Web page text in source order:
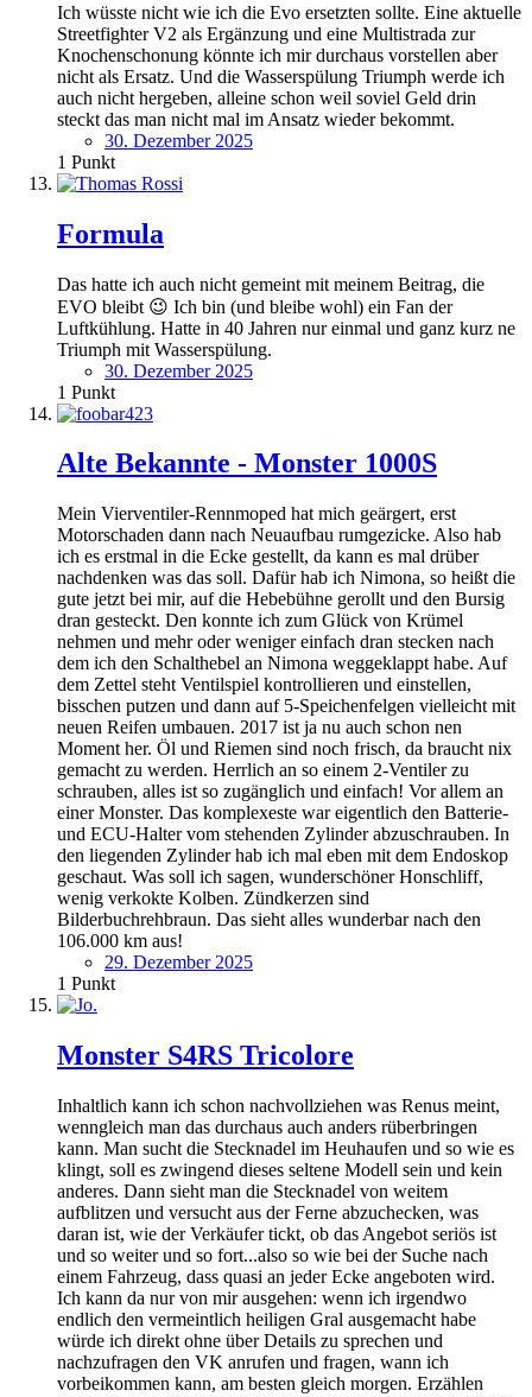
Ich wüsste nicht wie ich die Evo ersetzten sollte. Eine aktuelle
Streetfighter V2 als Ergänzung und eine Multistrada zur
Knochenschonung könnte ich mir durchaus vorstellen aber
nicht als Ersatz. Und die Wasserspülung Triumph werde ich
auch nicht hergeben, alleine schon weil soviel Geld drin
steckt das man nicht mal im Ansatz wieder bekommt.
30. Dezember 2025
1 Punkt
Formula
Das hatte ich auch nicht gemeint mit meinem Beitrag, die
EVO bleibt 😉 Ich bin (und bleibe wohl) ein Fan der
Luftkühlung. Hatte in 40 Jahren nur einmal und ganz kurz ne
Triumph mit Wasserspülung.
30. Dezember 2025
1 Punkt
Alte Bekannte - Monster 1000S
Mein Vierventiler-Rennmoped hat mich geärgert, erst
Motorschaden dann nach Neuaufbau rumgezicke. Also hab
ich es erstmal in die Ecke gestellt, da kann es mal drüber
nachdenken was das soll. Dafür hab ich Nimona, so heißt die
gute jetzt bei mir, auf die Hebebühne gerollt und den Bursig
dran gesteckt. Den konnte ich zum Glück von Krümel
nehmen und mehr oder weniger einfach dran stecken nach
dem ich den Schalthebel an Nimona weggeklappt habe. Auf
dem Zettel steht Ventilspiel kontrollieren und einstellen,
bisschen putzen und dann auf 5-Speichenfelgen vielleicht mit
neuen Reifen umbauen. 2017 ist ja nu auch schon nen
Moment her. Öl und Riemen sind noch frisch, da braucht nix
gemacht zu werden. Herrlich an so einem 2-Ventiler zu
schrauben, alles ist so zugänglich und einfach! Vor allem an
einer Monster. Das komplexeste war eigentlich den Batterie-
und ECU-Halter vom stehenden Zylinder abzuschrauben. In
den liegenden Zylinder hab ich mal eben mit dem Endoskop
geschaut. Was soll ich sagen, wunderschöner Honschliff,
wenig verkokte Kolben. Zündkerzen sind
Bilderbuchrehbraun. Das sieht alles wunderbar nach den
106.000 km aus!
29. Dezember 2025
1 Punkt
Monster S4RS Tricolore
Inhaltlich kann ich schon nachvollziehen was Renus meint,
wenngleich man das durchaus auch anders rüberbringen
kann. Man sucht die Stecknadel im Heuhaufen und so wie es
klingt, soll es zwingend dieses seltene Modell sein und kein
anderes. Dann sieht man die Stecknadel von weitem
aufblitzen und versucht aus der Ferne abzuchecken, was
daran ist, wie der Verkäufer tickt, ob das Angebot seriös ist
und so weiter und so fort...also so wie bei der Suche nach
einem Fahrzeug, dass quasi an jeder Ecke angeboten wird.
Ich kann da nur von mir ausgehen: wenn ich irgendwo
endlich den vermeintlich heiligen Gral ausgemacht habe
würde ich direkt ohne über Details zu sprechen und
nachzufragen den VK anrufen und fragen, wann ich
vorbeikommen kann, am besten gleich morgen. Erzählen